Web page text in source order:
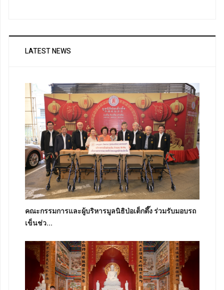
LATEST NEWS
คณะกรรมการและผู้บริหารมูลนิธิป่อเต็กตึ๊ง ร่วมรับมอบรถ
เข็นช่ว...